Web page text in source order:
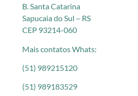
B. Santa Catarina
Sapucaia do Sul – RS
CEP 93214-060
Mais contatos Whats:
(51) 989215120
(51) 989183529